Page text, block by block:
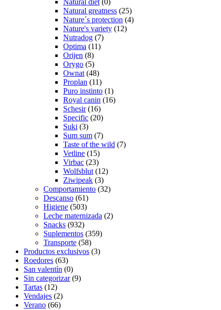
Natural diet (0)
Natural greatness (25)
Nature´s protection (4)
Nature's variety (12)
Nutradog (7)
Optima (11)
Orijen (8)
Orygo (5)
Ownat (48)
Proplan (11)
Puro instinto (1)
Royal canin (16)
Schesir (16)
Specific (20)
Suki (3)
Sum sum (7)
Taste of the wild (7)
Vetline (15)
Virbac (23)
Wolfsblut (12)
Ziwipeak (3)
Comportamiento (32)
Descanso (61)
Higiene (503)
Leche maternizada (2)
Snacks (932)
Suplementos (359)
Transporte (58)
Productos exclusivos (3)
Roedores (63)
San valentín (0)
Sin categorizar (9)
Tartas (12)
Vendajes (2)
Verano (66)